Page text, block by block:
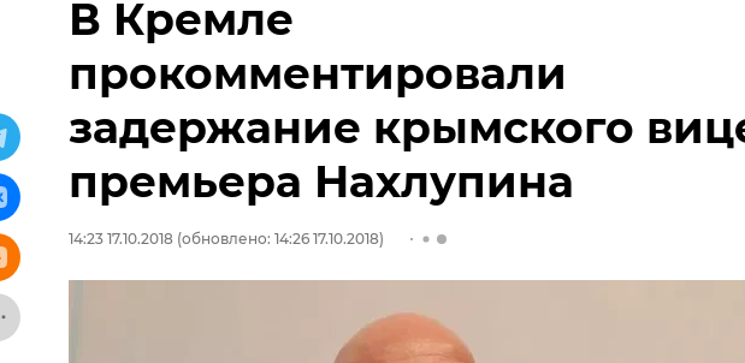
В Кремле
прокомментировали
задержание крымского
премьера Нахлупина
14:23 17.10.2018 (обновлено: 14:26 17.10.2018)